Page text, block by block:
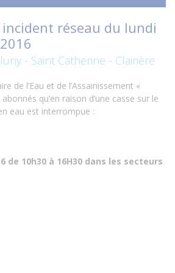
réseau du lundi
- Saint Catherine - Clairière
de l’Eau et de l’Assainissement «
qu’en raison d’une casse sur le
eau est interrompue :
de 10h30 à 16H30 dans les secteurs